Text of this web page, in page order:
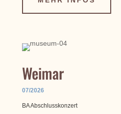
Weimar
07/2026
BA Abschlusskonzert